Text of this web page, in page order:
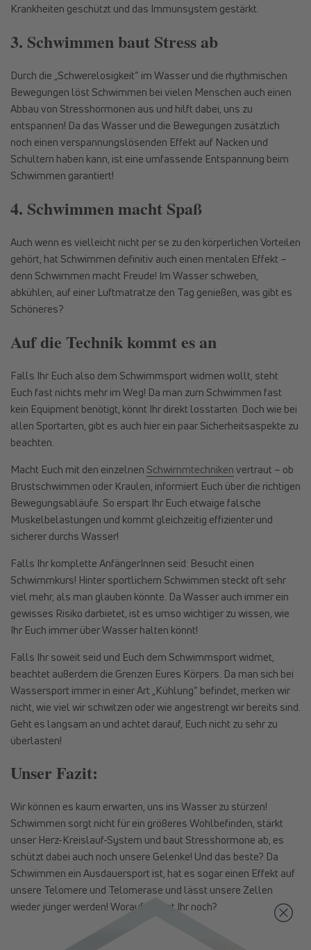
Krankheiten geschützt und das Immunsystem gestärkt.
3. Schwimmen baut Stress ab
Durch die „Schwerelosigkeit“ im Wasser und die rhythmischen
Bewegungen löst Schwimmen bei vielen Menschen auch einen
Abbau von Stresshormonen aus und hilft dabei, uns zu
entspannen! Da das Wasser und die Bewegungen zusätzlich
noch einen verspannungslösenden Effekt auf Nacken und
Schultern haben kann, ist eine umfassende Entspannung beim
Schwimmen garantiert!
4. Schwimmen macht Spaß
Auch wenn es vielleicht nicht per se zu den körperlichen Vorteilen
gehört, hat Schwimmen definitiv auch einen mentalen Effekt –
denn Schwimmen macht Freude! Im Wasser schweben,
abkühlen, auf einer Luftmatratze den Tag genießen, was gibt es
Schöneres?
Auf die Technik kommt es an
Falls Ihr Euch also dem Schwimmsport widmen wollt, steht
Euch fast nichts mehr im Weg! Da man zum Schwimmen fast
kein Equipment benötigt, könnt Ihr direkt losstarten. Doch wie bei
allen Sportarten, gibt es auch hier ein paar Sicherheitsaspekte zu
beachten.
Macht Euch mit den einzelnen Schwimmtechniken vertraut – ob
Brustschwimmen oder Kraulen, informiert Euch über die richtigen
Bewegungsabläufe. So erspart Ihr Euch etwaige falsche
Muskelbelastungen und kommt gleichzeitig effizienter und
sicherer durchs Wasser!
Falls Ihr komplette AnfängerInnen seid: Besucht einen
Schwimmkurs! Hinter sportlichem Schwimmen steckt oft sehr
viel mehr, als man glauben könnte. Da Wasser auch immer ein
gewisses Risiko darbietet, ist es umso wichtiger zu wissen, wie
Ihr Euch immer über Wasser halten könnt!
Falls Ihr soweit seid und Euch dem Schwimmsport widmet,
beachtet außerdem die Grenzen Eures Körpers. Da man sich bei
Wassersport immer in einer Art „Kühlung“ befindet, merken wir
nicht, wie viel wir schwitzen oder wie angestrengt wir bereits sind.
Geht es langsam an und achtet darauf, Euch nicht zu sehr zu
überlasten!
Unser Fazit:
Wir können es kaum erwarten, uns ins Wasser zu stürzen!
Schwimmen sorgt nicht für ein größeres Wohlbefinden, stärkt
unser Herz-Kreislauf-System und baut Stresshormone ab, es
schützt dabei auch noch unsere Gelenke! Und das beste? Da
Schwimmen ein Ausdauersport ist, hat es sogar einen Effekt auf
unsere Telomere und Telomerase und lässt unsere Zellen
wieder jünger werden! Worauf wartet Ihr noch?